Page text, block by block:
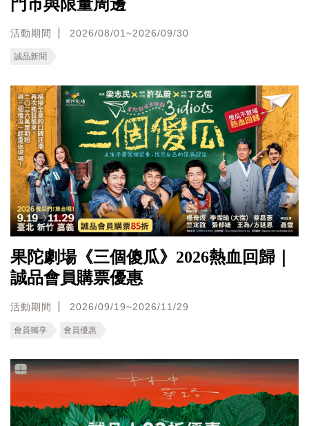
門市與限量周邊
活動期間 2026/08/01~2026/09/30
誠品新聞
果陀劇場《三個傻瓜》2026熱血回歸｜
誠品會員購票優惠
活動期間 2026/09/19~2026/11/29
會員獨享 會員優惠